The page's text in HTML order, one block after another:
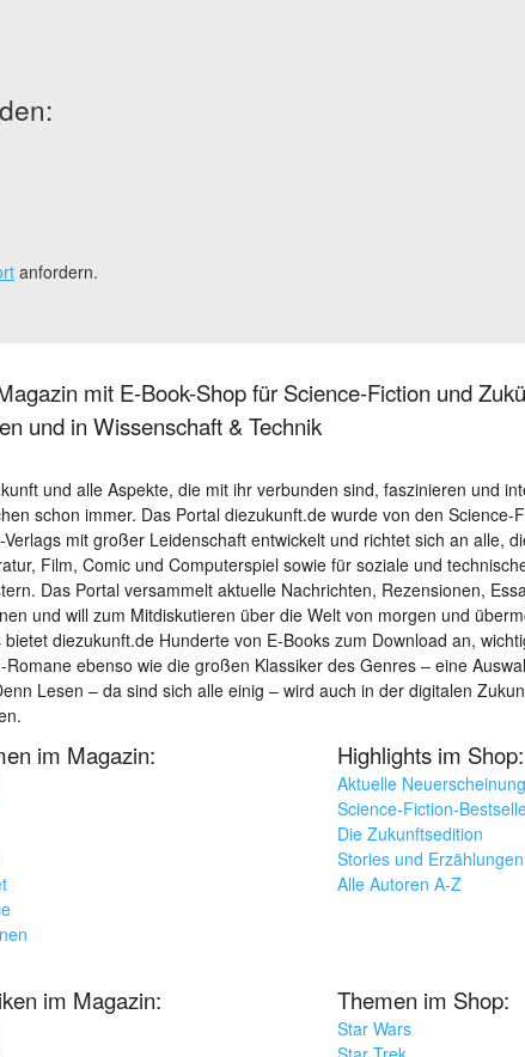
anfordern.
mit E-Book-Shop für Science-Fiction und
und in Wissenschaft & Technik
und alle Aspekte, die mit ihr verbunden sind, faszinieren und
schon immer. Das Portal diezukunft.de wurde von den Science-
Verlags mit großer Leidenschaft entwickelt und richtet sich an alle,
Film, Comic und Computerspiel sowie für soziale und
Das Portal versammelt aktuelle Nachrichten, Rezensionen,
und will zum Mitdiskutieren über die Welt von morgen und
bietet diezukunft.de Hunderte von E-Books zum Download an,
Romane ebenso wie die großen Klassiker des Genres – eine
Lesen – da sind sich alle einig – wird auch in der digitalen
im Magazin: Highlights im Shop:
Aktuelle
Science-Fiction-
Die Zukunftsedition
Stories und Erzählungen
Alle Autoren A-Z
im Magazin: Themen im Shop:
Star Wars